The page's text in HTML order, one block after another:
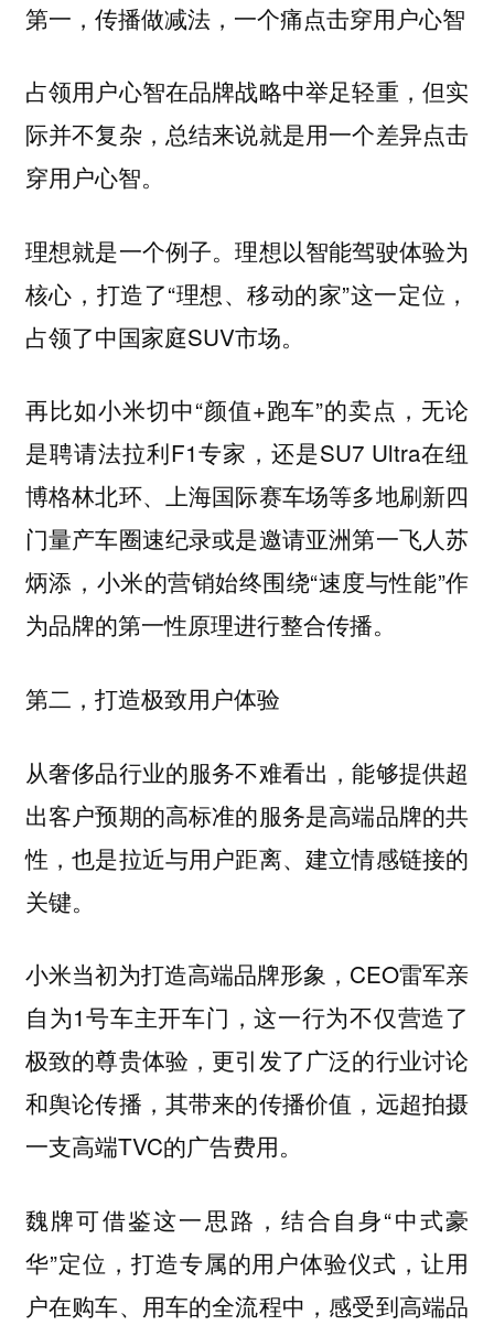
第一，传播做减法，一个痛点击穿用户心智
占领用户心智在品牌战略中举足轻重，但实
际并不复杂，总结来说就是用一个差异点击
穿用户心智。
理想就是一个例子。理想以智能驾驶体验为
核心，打造了“理想、移动的家”这一定位，
占领了中国家庭SUV市场。
再比如小米切中“颜值+跑车”的卖点，无论
是聘请法拉利F1专家，还是SU7 Ultra在纽
博格林北环、上海国际赛车场等多地刷新四
门量产车圈速纪录或是邀请亚洲第一飞人苏
炳添，小米的营销始终围绕“速度与性能”作
为品牌的第一性原理进行整合传播。
第二，打造极致用户体验
从奢侈品行业的服务不难看出，能够提供超
出客户预期的高标准的服务是高端品牌的共
性，也是拉近与用户距离、建立情感链接的
关键。
小米当初为打造高端品牌形象，CEO雷军亲
自为1号车主开车门，这一行为不仅营造了
极致的尊贵体验，更引发了广泛的行业讨论
和舆论传播，其带来的传播价值，远超拍摄
一支高端TVC的广告费用。
魏牌可借鉴这一思路，结合自身“中式豪
华”定位，打造专属的用户体验仪式，让用
户在购车、用车的全流程中，感受到高端品